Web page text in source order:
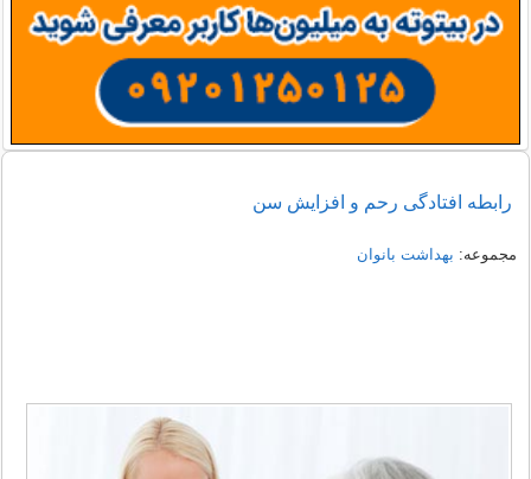
رابطه افتادگی رحم و افزایش سن
مجموعه: بهداشت بانوان